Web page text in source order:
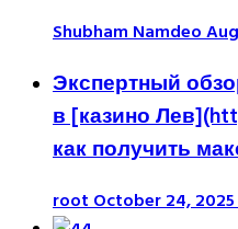
Shubham Namdeo
Экспертный
в [казино
как получить
rootOctober 24, 2025